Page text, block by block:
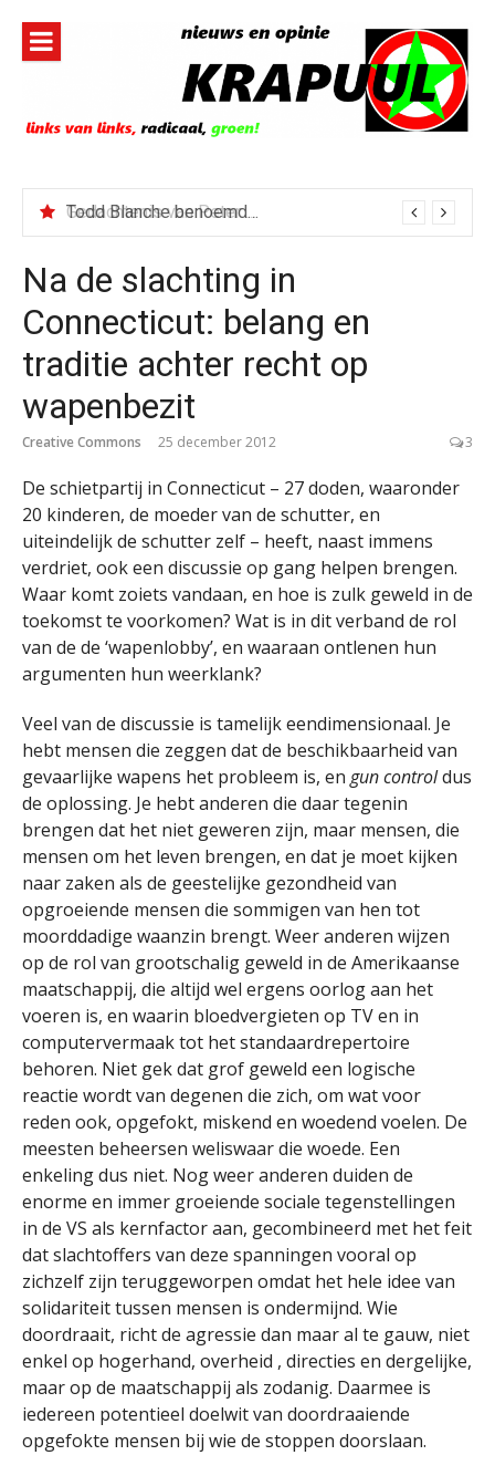
inhoud
Todd Blanche benoemd tot Attorney General
Na de slachting in
Connecticut: belang en
traditie achter recht op
wapenbezit
Creative Commons 25 december 2012 3
De schietpartij in Connecticut – 27 doden, waaronder
20 kinderen, de moeder van de schutter, en
uiteindelijk de schutter zelf – heeft, naast immens
verdriet, ook een discussie op gang helpen brengen.
Waar komt zoiets vandaan, en hoe is zulk geweld in de
toekomst te voorkomen? Wat is in dit verband de rol
van de de ‘wapenlobby’, en waaraan ontlenen hun
argumenten hun weerklank?
Veel van de discussie is tamelijk eendimensionaal. Je
hebt mensen die zeggen dat de beschikbaarheid van
gevaarlijke wapens het probleem is, en gun controldus
de oplossing. Je hebt anderen die daar tegenin
brengen dat het niet geweren zijn, maar mensen, die
mensen om het leven brengen, en dat je moet kijken
naar zaken als de geestelijke gezondheid van
opgroeiende mensen die sommigen van hen tot
moorddadige waanzin brengt. Weer anderen wijzen
op de rol van grootschalig geweld in de Amerikaanse
maatschappij, die altijd wel ergens oorlog aan het
voeren is, en waarin bloedvergieten op TV en in
computervermaak tot het standaardrepertoire
behoren. Niet gek dat grof geweld een logische
reactie wordt van degenen die zich, om wat voor
reden ook, opgefokt, miskend en woedend voelen. De
meesten beheersen weliswaar die woede. Een
enkeling dus niet. Nog weer anderen duiden de
enorme en immer groeiende sociale tegenstellingen
in de VS als kernfactor aan, gecombineerd met het feit
dat slachtoffers van deze spanningen vooral op
zichzelf zijn teruggeworpen omdat het hele idee van
solidariteit tussen mensen is ondermijnd. Wie
doordraait, richt de agressie dan maar al te gauw, niet
enkel op hogerhand, overheid , directies en dergelijke,
maar op de maatschappij als zodanig. Daarmee is
iedereen potentieel doelwit van doordraaiende
opgefokte mensen bij wie de stoppen doorslaan.